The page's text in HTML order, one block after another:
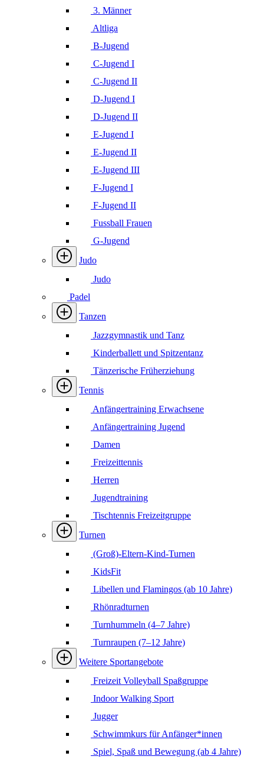
3. Männer
Altliga
B-Jugend
C-Jugend I
C-Jugend II
D-Jugend I
D-Jugend II
E-Jugend I
E-Jugend II
E-Jugend III
F-Jugend I
F-Jugend II
Fussball Frauen
G-Jugend
Judo
Judo
Padel
Tanzen
Jazzgymnastik und Tanz
Kinderballett und Spitzentanz
Tänzerische Früherziehung
Tennis
Anfängertraining Erwachsene
Anfängertraining Jugend
Damen
Freizeittennis
Herren
Jugendtraining
Tischtennis Freizeitgruppe
Turnen
(Groß)-Eltern-Kind-Turnen
KidsFit
Libellen und Flamingos (ab 10 Jahre)
Rhönradturnen
Turnhummeln (4–7 Jahre)
Turnraupen (7–12 Jahre)
Weitere Sportangebote
Freizeit Volleyball Spaßgruppe
Indoor Walking Sport
Jugger
Schwimmkurs für Anfänger*innen
Spiel, Spaß und Bewegung (ab 4 Jahre)